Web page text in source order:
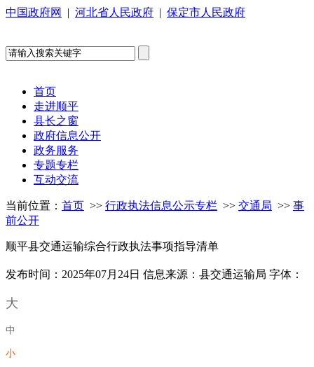
中国政府网 | 河北省人民政府 | 保定市人民政府
首页
走进顺平
县长之窗
政府信息公开
政务服务
专题专栏
互动交流
当前位置： 首页 >> 行政执法信息公示专栏 >> 交通局 >> 事
前公开
顺平县交通运输综合行政执法事项指导清单
发布时间：2025年07月24日 信息来源：县交通运输局 字体：
大
中
小